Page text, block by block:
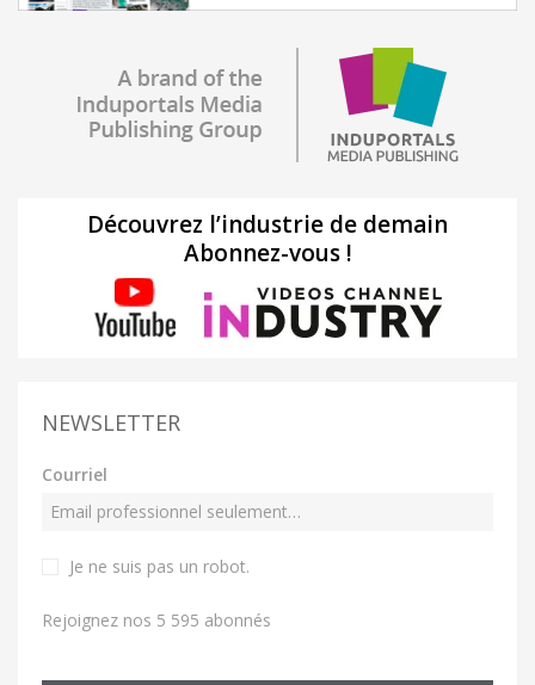
Découvrez l’industrie de demain
Abonnez-vous !
NEWSLETTER
Courriel
Je ne suis pas un robot.
Rejoignez nos 5 595 abonnés